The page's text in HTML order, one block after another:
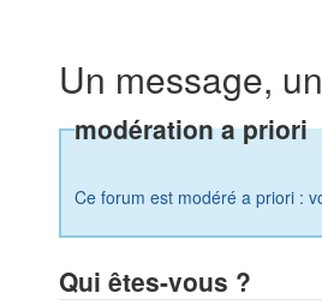
Un message,
modération a priori
Ce forum est modéré a priori :
Qui êtes-vous ?